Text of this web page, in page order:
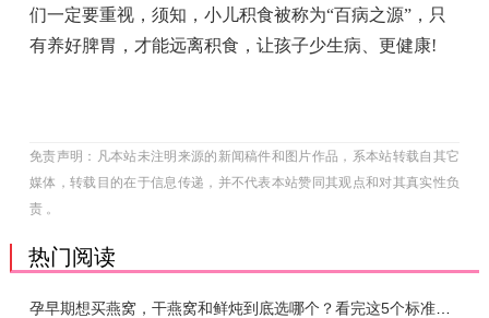
们一定要重视，须知，小儿积食被称为“百病之源”，只
有养好脾胃，才能远离积食，让孩子少生病、更健康!
免责声明：凡本站未注明来源的新闻稿件和图片作品，系本站转载自其它
媒体，转载目的在于信息传递，并不代表本站赞同其观点和对其真实性负
责 。
热门阅读
孕早期想买燕窝，干燕窝和鲜炖到底选哪个？看完这5个标准再下单